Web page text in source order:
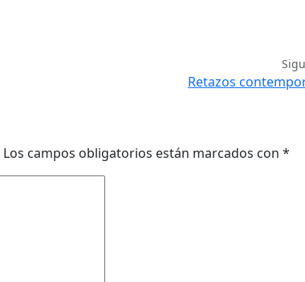
Retazos
Los campos obligatorios están marcados con *